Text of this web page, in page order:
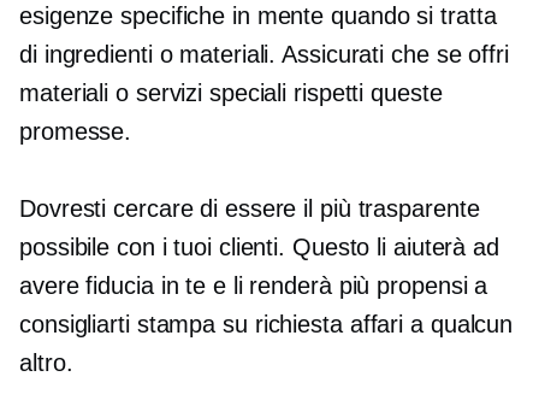
esigenze specifiche in mente quando si tratta
di ingredienti o materiali. Assicurati che se offri
materiali o servizi speciali rispetti queste
promesse.
Dovresti cercare di essere il più trasparente
possibile con i tuoi clienti. Questo li aiuterà ad
avere fiducia in te e li renderà più propensi a
consigliarti stampa su richiestaaffari a qualcun
altro.